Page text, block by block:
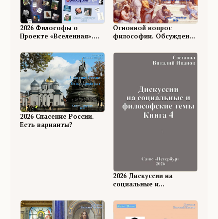
2026 Философы о
Проекте «Вселенная».
Основной вопрос
философии. Обсуждение
2026 Спасение России.
Есть варианты?
2026 Дискуссии на
социальные и